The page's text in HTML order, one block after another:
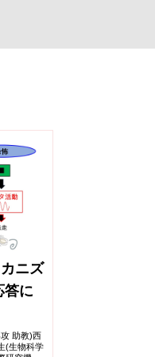
ニズ
答に
助教)西
(生物科学